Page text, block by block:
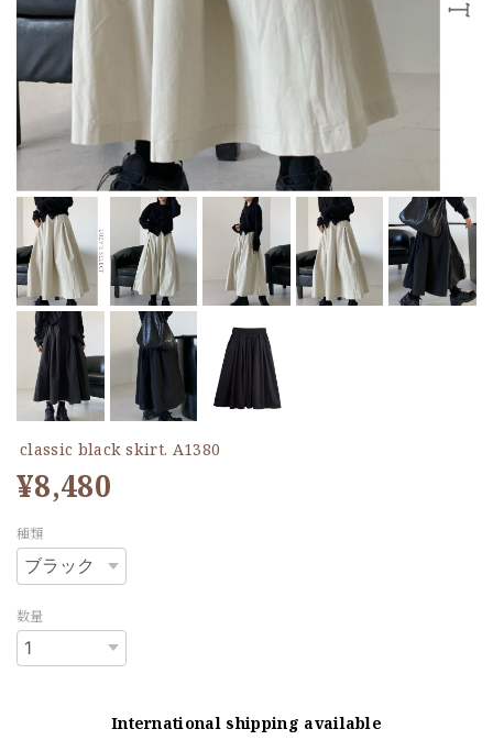
classic black skirt. A1380
¥8,480
種類
数量
International shipping available